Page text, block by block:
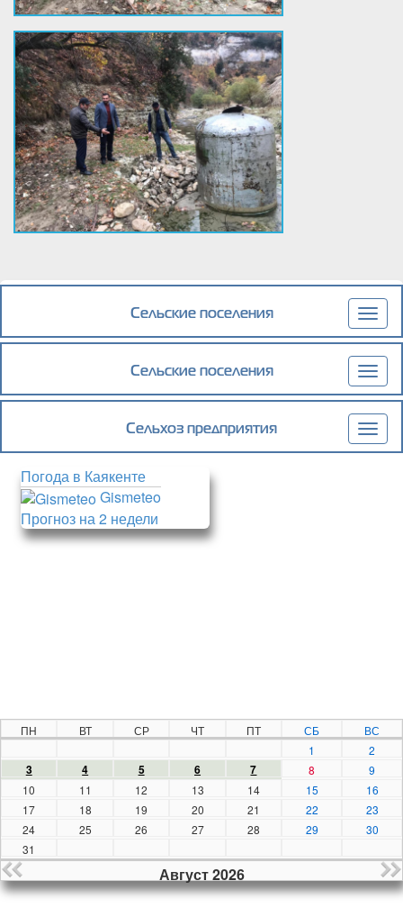
Сельские поселения
Сельские поселения
Сельхоз предприятия
Погода в Каякенте
Gismeteo
Прогноз на 2 недели
ПН ВТ СР ЧТ ПТ СБ
ВС
1
2
3 4 5 6 7 8
9
10
11 12 13 14 15
16
17
18 19 20 21 22
23
24
25 26 27 28 29
30
31
Август 2026